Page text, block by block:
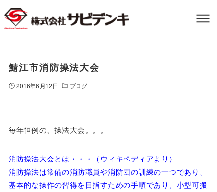
鯖江市消防操法大会
2016年6月12日 ブログ
毎年恒例の、操法大会。。。
消防操法大会とは・・・（ウィキペディアより）
消防操法は常備の消防職員や消防団の訓練の一つであり、
基本的な操作の習得を目指すための手順であり、小型可搬